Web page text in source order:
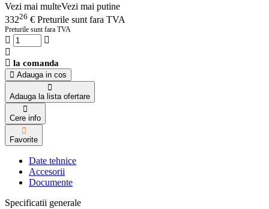
Vezi mai multeVezi mai putine
33226 € Preturile sunt fara TVA
Preturile sunt fara TVA
la comanda
Adauga in cos
Adauga la lista ofertare
Cere info
Favorite
Date tehnice
Accesorii
Documente
Specificatii generale